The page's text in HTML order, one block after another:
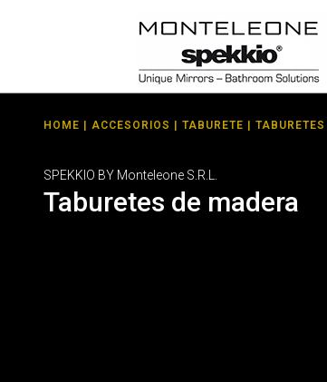
HOME ACCESORIOS TABURETE |
SPEKKIO BY Monteleone S.R.L.
Taburetes de madera